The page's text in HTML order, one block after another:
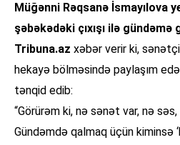
Müğənni Rəqsanə İsmayılova
şəbəkədəki çıxışı ilə gündəmə
Tribuna.az xəbər verir ki, sənətçi
hekayə bölməsində paylaşım
tənqid edib:
“Görürəm ki, nə sənət var, nə
Gündəmdə qalmaq üçün kiminsə